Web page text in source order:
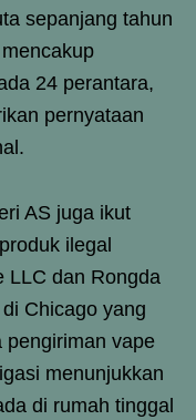
sepanjang tahun
24 perantara,
pernyataan
AS juga ikut
ilegal
LLC dan Rongda
Chicago yang
pengiriman vape
menunjukkan
di rumah tinggal